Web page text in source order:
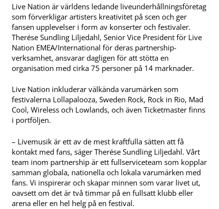
Live Nation är världens ledande liveunderhållningsföretag
som förverkligar artisters kreativitet på scen och ger
fansen upplevelser i form av konserter och festivaler.
Therése Sundling Liljedahl, Senior Vice President för Live
Nation EMEA/International för deras partnership-
verksamhet, ansvarar dagligen för att stötta en
organisation med cirka 75 personer på 14 marknader.
Live Nation inkluderar välkända varumärken som
festivalerna Lollapalooza, Sweden Rock, Rock in Rio, Mad
Cool, Wireless och Lowlands, och även Ticketmaster finns
i portföljen.
– Livemusik är ett av de mest kraftfulla sätten att få
kontakt med fans, säger Therése Sundling Liljedahl. Vårt
team inom partnership är ett fullserviceteam som kopplar
samman globala, nationella och lokala varumärken med
fans. Vi inspirerar och skapar minnen som varar livet ut,
oavsett om det är två timmar på en fullsatt klubb eller
arena eller en hel helg på en festival.